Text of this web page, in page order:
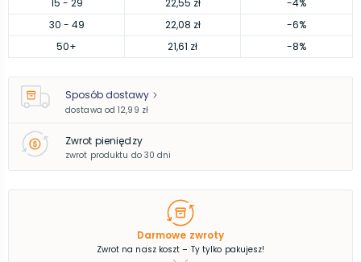
15 - 29 22,55 zł
-4%
30 - 49 22,08 zł
-6%
50+ 21,61 zł -8%
Sposób dostawy
dostawa od 12,99 zł
Zwrot pieniędzy
zwrot produktu do 30 dni
Darmowe zwroty
Zwrot na nasz koszt – Ty tylko pakujesz!